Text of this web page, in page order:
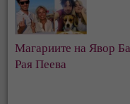
Магариите на Явор
Рая Пеева